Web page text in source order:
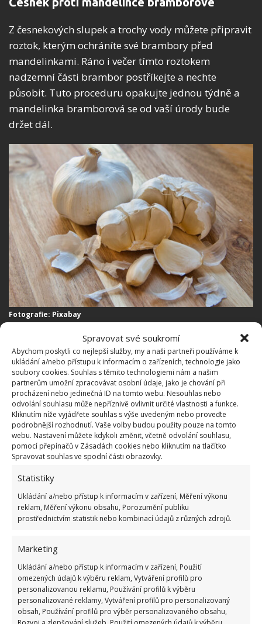
Spravovat své soukromí
Abychom poskytli co nejlepší služby, my a naši partneři používáme k
ukládání a/nebo přístupu k informacím o zařízeních, technologie jako
soubory cookies. Souhlas s těmito technologiemi nám a našim
partnerům umožní zpracovávat osobní údaje, jako je chování při
procházení nebo jedinečná ID na tomto webu. Nesouhlas nebo
odvolání souhlasu může nepříznivě ovlivnit určité vlastnosti a funkce.
Kliknutím níže vyjádřete souhlas s výše uvedeným nebo proveďte
podrobnější rozhodnutí. Vaše volby budou použity pouze na tomto
webu. Nastavení můžete kdykoli změnit, včetně odvolání souhlasu,
pomocí přepínačů v Zásadách cookies nebo kliknutím na tlačítko
Spravovat souhlas ve spodní části obrazovky.
Statistiky
Ukládání a/nebo přístup k informacím v zařízení, Měření výkonu
reklam, Měření výkonu obsahu, Porozumění publiku
prostřednictvím statistik nebo kombinací údajů z různých zdrojů.
Marketing
Ukládání a/nebo přístup k informacím v zařízení, Použití
omezených údajů k výběru reklam, Vytváření profilů pro
personalizovanou reklamu, Používání profilů k výběru
personalizované reklamy, Vytváření profilů pro personalizovaný
obsah, Používání profilů pro výběr personalizovaného obsahu,
Z česnekových slupek a trochy vody můžete připravit
roztok, kterým ochráníte své brambory před
mandelinkami. Ráno i večer tímto roztokem
nadzemní části brambor postříkejte a nechte
působit. Tuto proceduru opakujte jednou týdně a
mandelinka bramborová se od vaší úrody bude
držet dál.
Fotografie: Pixabay
Česnek k uskladnění mrkve
Aby vám uskladněná mrkev vydržela déle čerstvá a
byla uchráněna před hnilobou, posypte ji slupkami
z česneku. Tento jednoduchý způsob ochrání vaši
uskladněnou úrodu.
Česnek proti roztočům a mšicím
nechte směs odstát po dobu pěti dní. Následně
vodu přefiltrujte a rozprašovačem nastříkejte na
rostliny napadané mšicemi nebo roztoči. Aplikaci
škůdci z vašich rostlin zcela nezmizí.
Zdroj:Genialne